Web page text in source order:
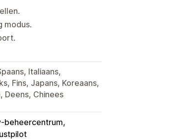
modus.
Italiaans,
Fins, Japans, Koreaans,
Deens, Chinees
beheercentrum